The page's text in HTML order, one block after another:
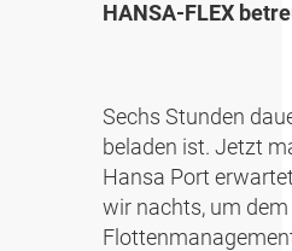
HANSA‑FLEX
Sechs Stunden
beladen ist. Jetzt
Hansa Port
wir nachts, um dem